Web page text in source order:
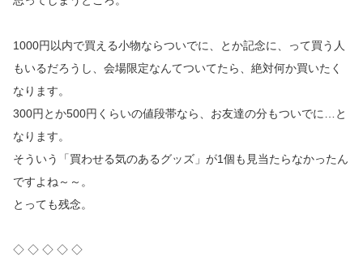
1000円以内で買える小物ならついでに、とか記念に、って買う人
もいるだろうし、会場限定なんてついてたら、絶対何か買いたく
なります。
300円とか500円くらいの値段帯なら、お友達の分もついでに…と
なります。
そういう「買わせる気のあるグッズ」が1個も見当たらなかったん
ですよね～～。
とっても残念。
◇ ◇ ◇ ◇ ◇